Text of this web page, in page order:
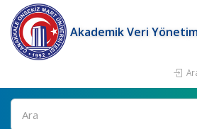
Akademik Veri
Ara